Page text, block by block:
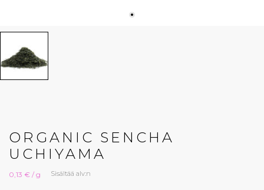
ORGANIC SENCHA
UCHIYAMA
0,13 € / g Sisältää alv:n